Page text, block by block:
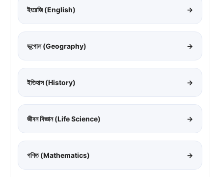
ইংরেজি (English) →
ভূগোল (Geography) →
ইতিহাস (History) →
জীবন বিজ্ঞান (Life Science) →
গণিত (Mathematics) →